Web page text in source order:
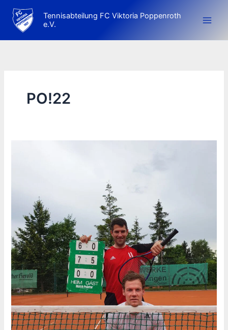
Inhalt
springen
Tennisabteilung FC Viktoria Poppenroth
e.V.
PO!22